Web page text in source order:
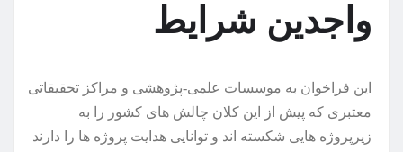
واجدین شرایط
این فراخوان به موسسات علمی-پژوهشی و مراکز تحقیقاتی
معتبری که پیش از این کلان چالش های کشور را به
زیرپروژه هایی شکسته اند و توانایی هدایت پروژه ها را دارند